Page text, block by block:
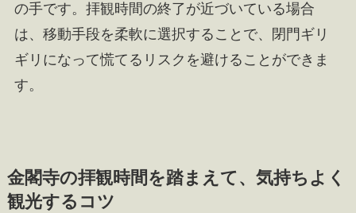
の手です。拝観時間の終了が近づいている場合
は、移動手段を柔軟に選択することで、閉門ギリ
ギリになって慌てるリスクを避けることができま
す。
金閣寺の拝観時間を踏まえて、気持ちよく
観光するコツ